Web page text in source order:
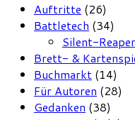
Auftritte (26)
Battletech (34)
Silent-
Brett- &
Buchmarkt (14)
Für Autoren (28)
Gedanken (38)